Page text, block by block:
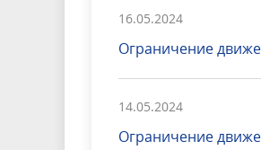
16.05.2024
Ограничение
14.05.2024
Ограничение